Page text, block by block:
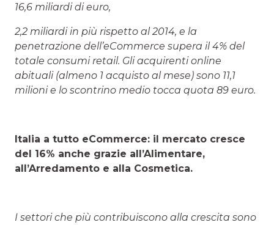
16,6 miliardi di euro,
2,2 miliardi in più rispetto al 2014, e la
penetrazione dell’eCommerce supera il 4% del
totale consumi retail. Gli acquirenti online
abituali (almeno 1 acquisto al mese) sono 11,1
milioni e lo scontrino medio tocca quota 89 euro.
Italia a tutto eCommerce: il mercato cresce
del 16% anche grazie all’Alimentare,
all’Arredamento e alla Cosmetica.
I settori che più contribuiscono alla crescita sono